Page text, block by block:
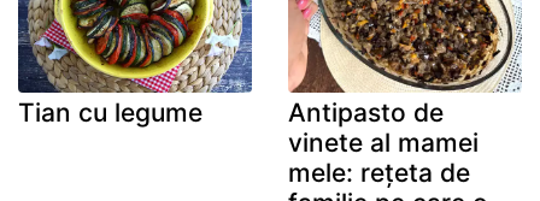
Tian cu legume
Antipasto de
vinete al mamei
mele: rețeta de